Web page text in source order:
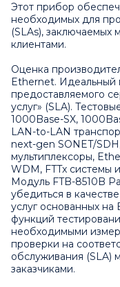
Этот прибор
необходимых для
(SLAs),
клиентами.
Оценка
Ethernet. Идеальный
предоставляемого
услуг» (SLA).
1000Base-SX,
LAN-to-LAN
next-gen SONET/
мультиплексоры,
WDM, FTTx системы
Модуль FTB-8510B
убедиться в
услуг основанных
функций
необходимыми
проверки на
обслуживания (SLA)
заказчиками.